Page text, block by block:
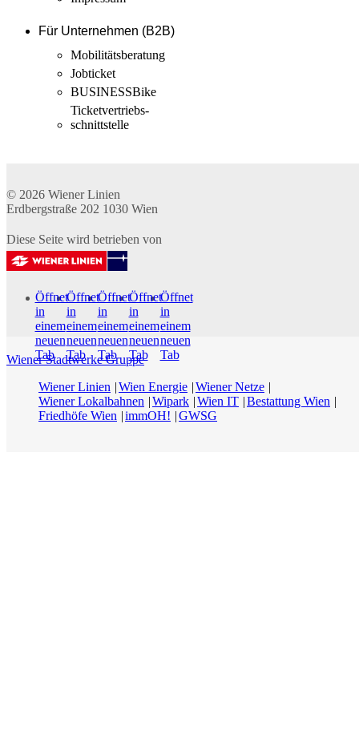
Für Unternehmen (B2B)
Mobilitäts­beratung
Jobticket
BUSINESSBike
Ticketvertriebs­
schnittstelle
© 2026 Wiener Linien
Erdbergstraße 202 1030 Wien
Diese Seite wird betrieben von
Öffnet
in
einem
neuen
Tab
Öffnet
in
einem
neuen
Tab
Öffnet
in
einem
neuen
Tab
Öffnet
in
einem
neuen
Tab
Öffnet
in
einem
neuen
Tab
Wiener Stadtwerke Gruppe
Wiener Linien
Wien Energie Wiener Netze
Wiener Lokalbahnen
Wipark Wien IT Bestattung Wien
Friedhöfe Wien
immOH! GWSG